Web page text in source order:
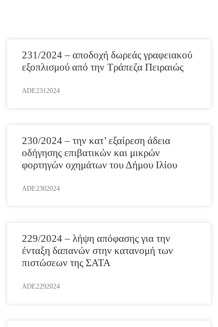
231/2024 – αποδοχή δωρεάς γραφειακού
εξοπλισμού από την Τράπεζα Πειραιώς
ADE2312024
230/2024 – την κατ’ εξαίρεση άδεια
οδήγησης επιβατικών και μικρών
φορτηγών οχημάτων του Δήμου Ιλίου
ADE2302024
229/2024 – λήψη απόφασης για την
ένταξη δαπανών στην κατανομή των
πιστώσεων της ΣΑΤΑ
ADE2292024